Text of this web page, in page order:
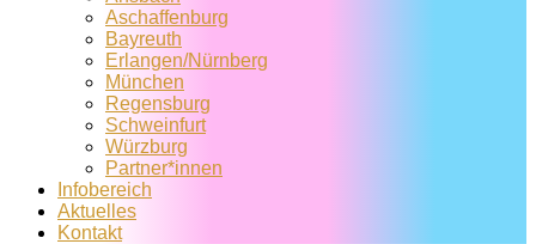
Aschaffenburg
Bayreuth
Erlangen/Nürnberg
München
Regensburg
Schweinfurt
Würzburg
Partner*innen
Infobereich
Aktuelles
Kontakt